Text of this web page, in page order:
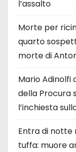
l’assalto
Morte per
quarto
morte di
Mario Adinolfi
della Procura
l’inchiesta
Entra di notte
tuffa: muore